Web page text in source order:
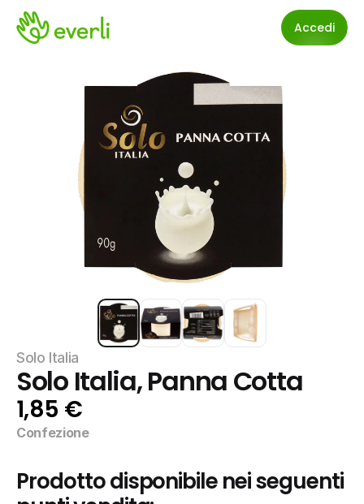
Accedi
Solo Italia
Solo Italia, Panna Cotta
1,85 €
Confezione
Prodotto disponibile nei seguenti